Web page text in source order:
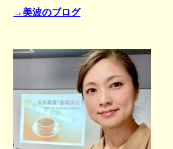
→美波のブログ